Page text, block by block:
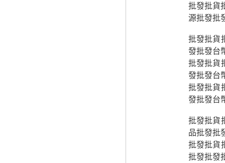
批發批貨
源批發批
批發批貨
發批發台
批發批貨
發批發台
批發批貨
發批發台
批發批貨
品批發批
批發批貨
批發批發